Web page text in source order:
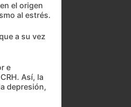
el origen
al estrés.
a su vez
e
Así, la
depresión,